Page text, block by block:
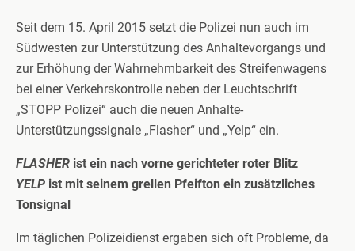
Seit dem 15. April 2015 setzt die Polizei nun auch im
Südwesten zur Unterstützung des Anhaltevorgangs und
zur Erhöhung der Wahrnehmbarkeit des Streifenwagens
bei einer Verkehrskontrolle neben der Leuchtschrift
„STOPP Polizei“ auch die neuen Anhalte-
Unterstützungssignale „Flasher“ und „Yelp“ ein.
FLASHER ist ein nach vorne gerichteter roter Blitz
YELP ist mit seinem grellen Pfeifton ein zusätzliches
Tonsignal
Im täglichen Polizeidienst ergaben sich oft Probleme, da